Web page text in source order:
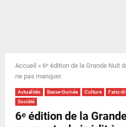
N
U
Accueil » 6ᵉ édition de la Grande Nuit
ne pas manquer
Actualités Basse-Guinée Culture Faits-
Société
6ᵉ édition de la